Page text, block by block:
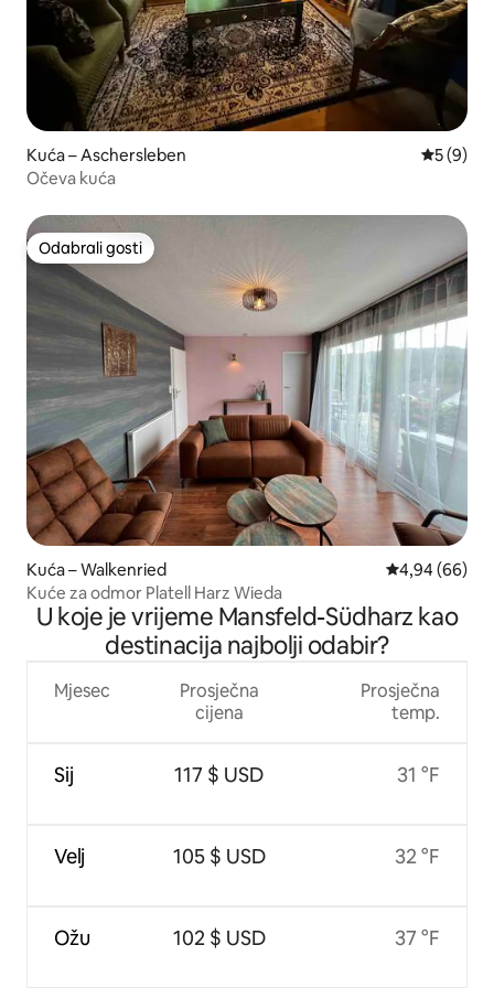
Kuća – Aschersleben
5 (9)
Očeva kuća
Odabrali gosti
Odabrali gosti
Kuća – Walkenried Prosječna
4,94 (66)
Kuće za odmor Platell Harz Wieda
U koje je vrijeme Mansfeld-Südharz kao
destinacija najbolji odabir?
Mjesec
Sij
Velj
Ožu
Prosječna
cijena
117 $ USD
105 $ USD
102 $ USD
Prosječna
temp.
31 °F
32 °F
37 °F